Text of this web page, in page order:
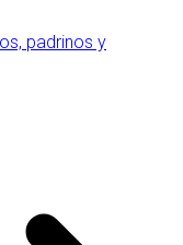
padrinos y